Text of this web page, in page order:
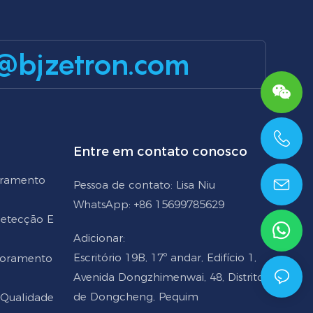
E
Entre em contato conosco
Pessoa de contato: Lisa Niu
WhatsApp: +86 15699785629
Adicionar:
Escritório 19B, 17º andar, Edifício 1,
Avenida Dongzhimenwai, 48, Distrito
de Dongcheng, Pequim